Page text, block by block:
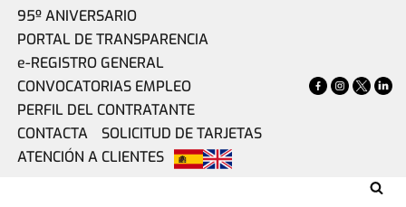
95º ANIVERSARIO
PORTAL DE TRANSPARENCIA
e-REGISTRO GENERAL
CONVOCATORIAS EMPLEO
PERFIL DEL CONTRATANTE
CONTACTA
SOLICITUD DE TARJETAS
ATENCIÓN A CLIENTES
Jorge Ramos, entrevistado en el